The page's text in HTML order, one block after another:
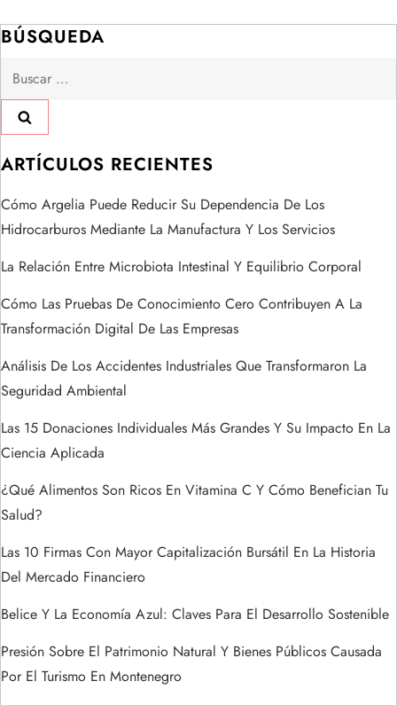
g
a
c
i
ó
n
d
e
e
n
t
r
a
d
a
s
BÚSQUEDA
Buscar:
ARTÍCULOS RECIENTES
Cómo Argelia Puede Reducir Su Dependencia De Los
Hidrocarburos Mediante La Manufactura Y Los Servicios
La Relación Entre Microbiota Intestinal Y Equilibrio Corporal
Cómo Las Pruebas De Conocimiento Cero Contribuyen A La
Transformación Digital De Las Empresas
Análisis De Los Accidentes Industriales Que Transformaron La
Seguridad Ambiental
Las 15 Donaciones Individuales Más Grandes Y Su Impacto En La
Ciencia Aplicada
¿Qué Alimentos Son Ricos En Vitamina C Y Cómo Benefician Tu
Salud?
Las 10 Firmas Con Mayor Capitalización Bursátil En La Historia
Del Mercado Financiero
Belice Y La Economía Azul: Claves Para El Desarrollo Sostenible
Presión Sobre El Patrimonio Natural Y Bienes Públicos Causada
Por El Turismo En Montenegro